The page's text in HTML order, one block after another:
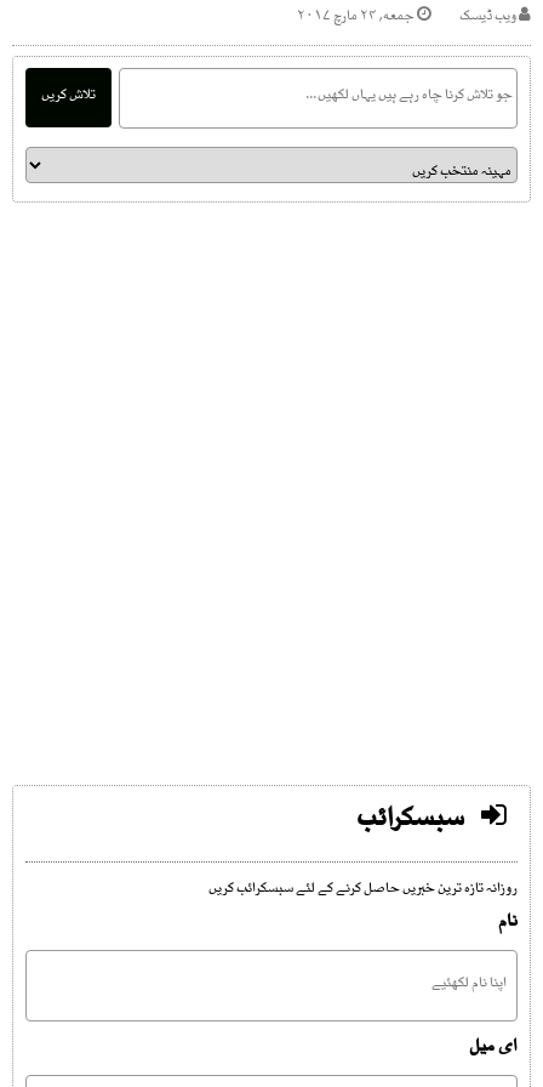
ویب ڈیسک جمعه, ۲۴ مارچ ۲۰۱۷
تلاش کریں
سبسکرائب
روزانہ تازہ ترین خبریں حاصل کرنے کے لئے سبسکرائب کریں
نام
ای میل